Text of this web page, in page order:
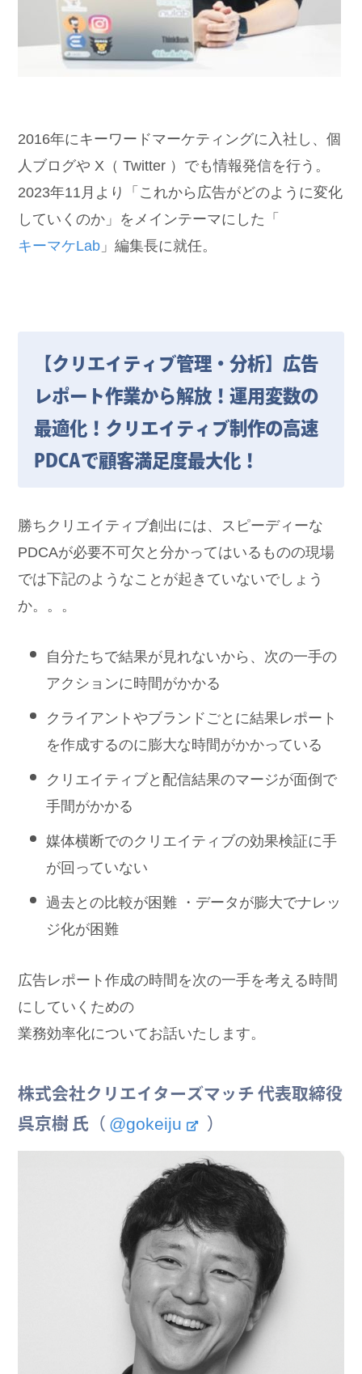
2016年にキーワードマーケティングに入社し、個
人ブログや X（ Twitter ）でも情報発信を行う。
2023年11月より「これから広告がどのように変化
していくのか」をメインテーマにした「
キーマケLab 」編集長に就任。
【クリエイティブ管理・分析】広告
レポート作業から解放！運用変数の
最適化！クリエイティブ制作の高速
PDCAで顧客満足度最大化！
勝ちクリエイティブ創出には、スピーディーな
PDCAが必要不可欠と分かってはいるものの現場
では下記のようなことが起きていないでしょう
か。。。
自分たちで結果が見れないから、次の一手の
アクションに時間がかかる
クライアントやブランドごとに結果レポート
を作成するのに膨大な時間がかかっている
クリエイティブと配信結果のマージが面倒で
手間がかかる
媒体横断でのクリエイティブの効果検証に手
が回っていない
過去との比較が困難 ・データが膨大でナレッ
ジ化が困難
広告レポート作成の時間を次の一手を考える時間
にしていくための
業務効率化についてお話いたします。
株式会社クリエイターズマッチ 代表取締役
呉京樹 氏（ @gokeiju ）